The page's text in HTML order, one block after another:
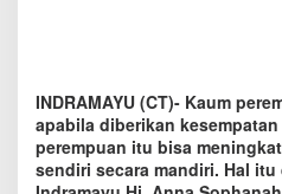
i
I
n
d
r
INDRAMAYU (CT)- Kaum
apabila diberikan
perempuan itu bisa
sendiri secara mandiri. Hal